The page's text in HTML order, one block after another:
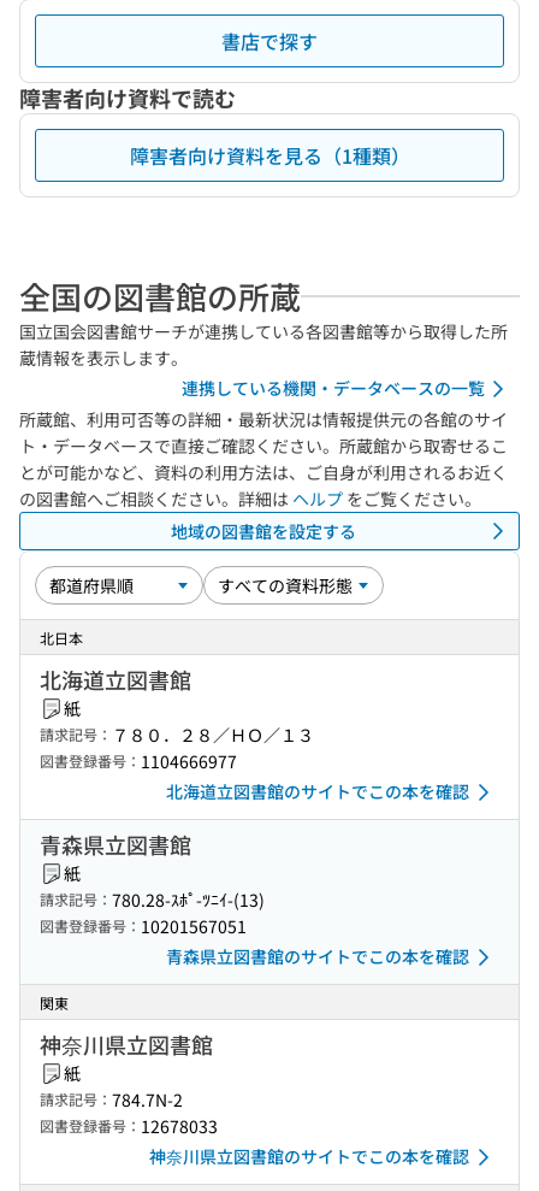
書店で探す
障害者向け資料で読む
障害者向け資料を見る（1種類）
全国の図書館の所蔵
国立国会図書館サーチが連携している各図書館等から取得した所
蔵情報を表示します。
連携している機関・データベースの一覧
所蔵館、利用可否等の詳細・最新状況は情報提供元の各館のサイ
ト・データベースで直接ご確認ください。所蔵館から取寄せるこ
とが可能かなど、資料の利用方法は、ご自身が利用されるお近く
の図書館へご相談ください。詳細は ヘルプ をご覧ください。
地域の図書館を設定する
北日本
北海道立図書館
紙
請求記号： ７８０．２８／ＨＯ／１３
図書登録番号： 1104666977
北海道立図書館のサイトでこの本を確認
青森県立図書館
紙
請求記号： 780.28-ｽﾎﾟ-ﾂﾆｲ-(13)
図書登録番号： 10201567051
青森県立図書館のサイトでこの本を確認
関東
神奈川県立図書館
紙
請求記号： 784.7N-2
図書登録番号： 12678033
神奈川県立図書館のサイトでこの本を確認